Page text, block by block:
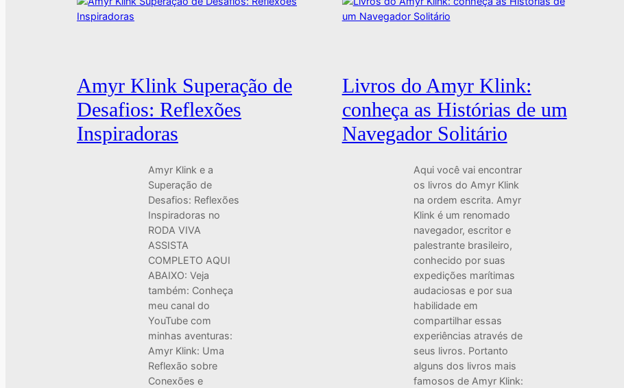
Amyr Klink Superação de
Desafios: Reflexões
Inspiradoras
Amyr Klink e a
Superação de
Desafios: Reflexões
Inspiradoras no
RODA VIVA
ASSISTA
COMPLETO AQUI
ABAIXO: Veja
também: Conheça
meu canal do
YouTube com
minhas aventuras:
Amyr Klink: Uma
Reflexão sobre
Conexões e
Livros do Amyr Klink:
conheça as Histórias de um
Navegador Solitário
Aqui você vai encontrar
os livros do Amyr Klink
na ordem escrita. Amyr
Klink é um renomado
navegador, escritor e
palestrante brasileiro,
conhecido por suas
expedições marítimas
audaciosas e por sua
habilidade em
compartilhar essas
experiências através de
seus livros. Portanto
alguns dos livros mais
famosos de Amyr Klink: